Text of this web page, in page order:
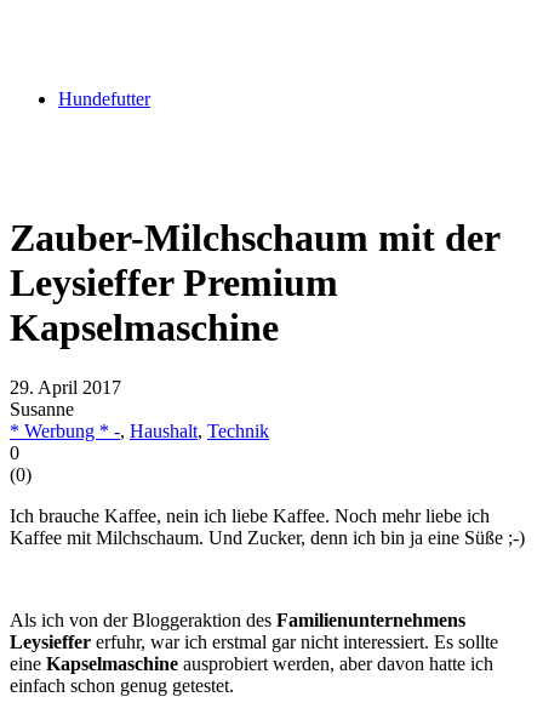
Hundefutter
Zauber-Milchschaum mit der
Leysieffer Premium
Kapselmaschine
29. April 2017
Susanne
* Werbung * -, Haushalt, Technik
0
(0)
Ich brauche Kaffee, nein ich liebe Kaffee. Noch mehr liebe ich
Kaffee mit Milchschaum. Und Zucker, denn ich bin ja eine Süße ;-)
Als ich von der Bloggeraktion des Familienunternehmens
Leysieffer erfuhr, war ich erstmal gar nicht interessiert. Es sollte
eine Kapselmaschine ausprobiert werden, aber davon hatte ich
einfach schon genug getestet.